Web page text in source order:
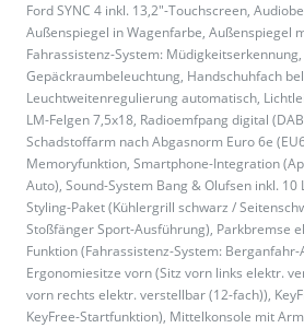
Ford SYNC 4 inkl. 13,2"-Touchscreen,
Außenspiegel in Wagenfarbe, Außenspiegel
Fahrassistenz-System:
Gepäckraumbeleuchtung, Handschuhfach
Leuchtweitenregulierung automatisch,
LM-Felgen 7,5x18, Radioemfpang digital
Schadstoffarm nach Abgasnorm Euro 6e
Memoryfunktion, Smartphone-Integration
Auto), Sound-System Bang & Olufsen inkl.
Styling-Paket (Kühlergrill schwarz /
Stoßfänger Sport-Ausführung), Parkbremse
Funktion (Fahrassistenz-System:
Ergonomiesitze vorn (Sitz vorn links elektr.
vorn rechts elektr. verstellbar (12-fach)),
KeyFree-Startfunktion), Mittelkonsole mit